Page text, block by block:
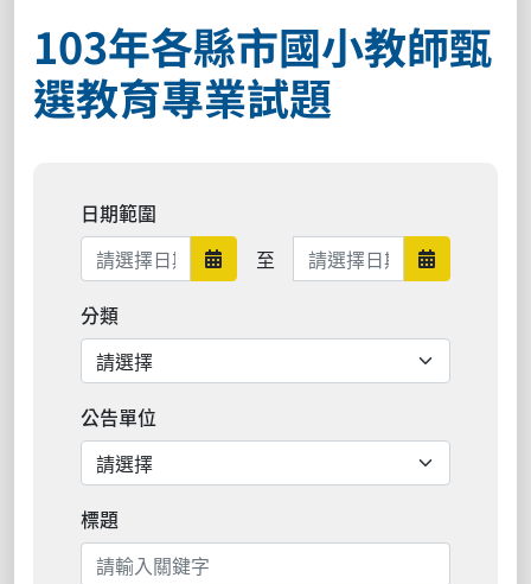
103年各縣市國小教師甄
選教育專業試題
日期範圍
日期範圍開始
至 日期範圍結束 日期範圍
分類
公告單位
標題